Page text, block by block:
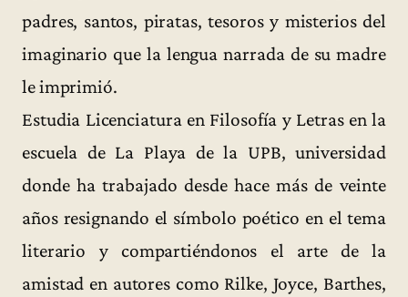
padres, santos, piratas, tesoros y misterios del
imaginario que la lengua narrada de su madre
le imprimió.
Estudia Licenciatura en Filosofía y Letras en la
escuela de La Playa de la UPB, universidad
donde ha trabajado desde hace más de veinte
años resignando el símbolo poético en el tema
literario y compartiéndonos el arte de la
amistad en autores como Rilke, Joyce, Barthes,